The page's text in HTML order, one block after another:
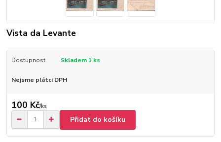
Vista da Levante
Dostupnost Skladem 1 ks
Nejsme plátci DPH
100 Kč/ks
Přidat do košíku